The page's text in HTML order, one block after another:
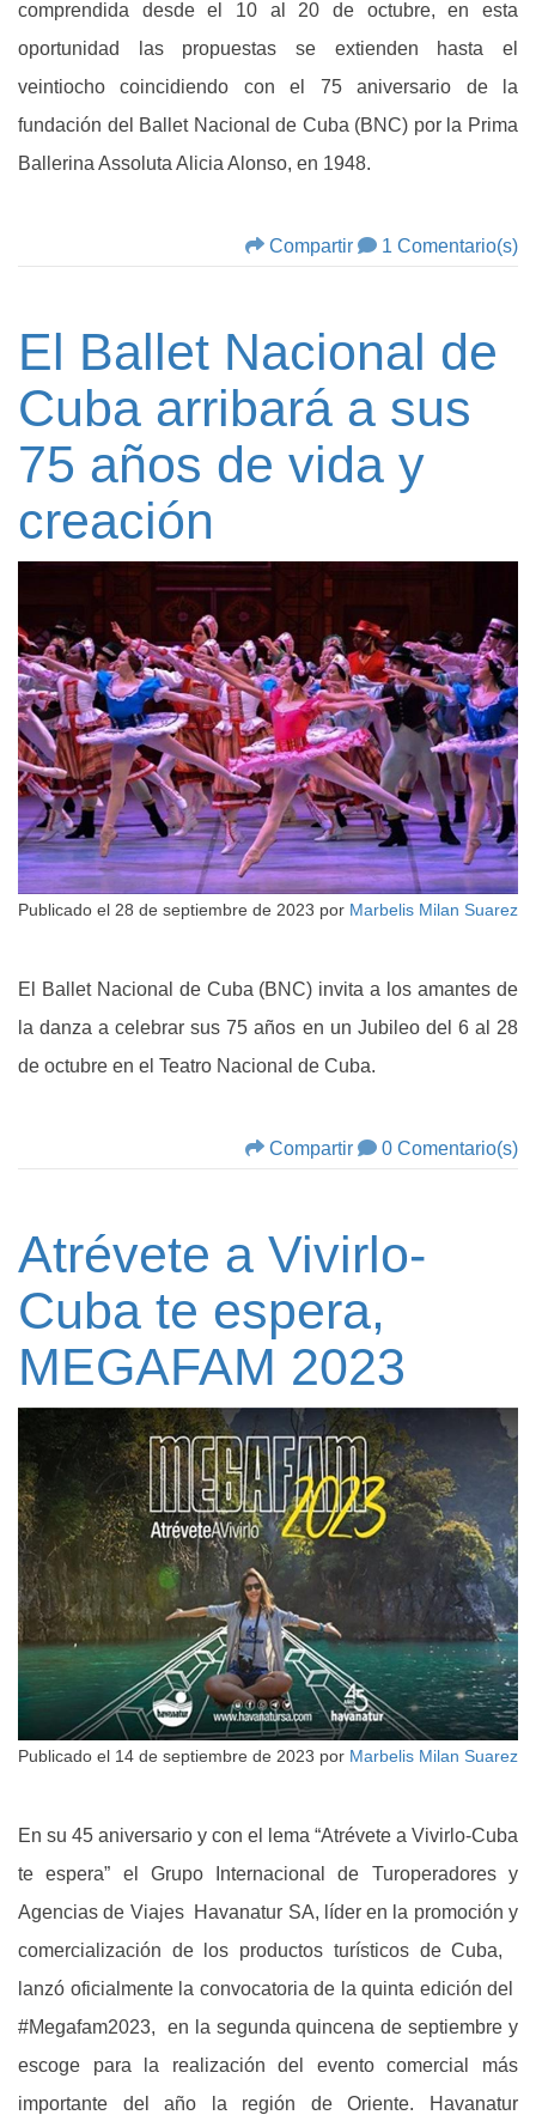
comprendida desde el 10 al 20 de octubre, en esta
oportunidad las propuestas se extienden hasta el
veintiocho coincidiendo con el 75 aniversario de la
fundación del Ballet Nacional de Cuba (BNC) por la Prima
Ballerina Assoluta Alicia Alonso, en 1948.
Compartir 1 Comentario(s)
El Ballet Nacional de
Cuba arribará a sus
75 años de vida y
creación
Publicado el 28 de septiembre de 2023 por Marbelis Milan Suarez
El Ballet Nacional de Cuba (BNC) invita a los amantes de
la danza a celebrar sus 75 años en un Jubileo del 6 al 28
de octubre en el Teatro Nacional de Cuba.
Compartir 0 Comentario(s)
Atrévete a Vivirlo-
Cuba te espera,
MEGAFAM 2023
Publicado el 14 de septiembre de 2023 por Marbelis Milan Suarez
En su 45 aniversario y con el lema “Atrévete a Vivirlo-Cuba
te espera” el Grupo Internacional de Turoperadores y
Agencias de Viajes Havanatur SA, líder en la promoción y
comercialización de los productos turísticos de Cuba,
lanzó oficialmente la convocatoria de la quinta edición del
#Megafam2023, en la segunda quincena de septiembre y
escoge para la realización del evento comercial más
importante del año la región de Oriente. Havanatur